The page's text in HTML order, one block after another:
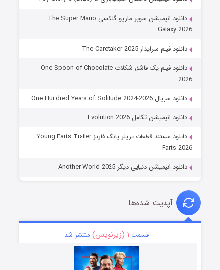
دانلود انیمیشن سوپر ماریو گلکسی The Super Mario
Galaxy 2026
دانلود فیلم سرایدار The Caretaker 2025
دانلود فیلم یک قاشق شکلات One Spoon of Chocolate
2026
دانلود سریال One Hundred Years of Solitude 2024-2026
دانلود انیمیشن تکامل Evolution 2026
دانلود مستند قطعات تریلر یانگ فارتز Young Farts Trailer
Parts 2026
دانلود انیمیشن دنیایی دیگر Another World 2025
آپدیت شده‌ها
قسمت ۱ (زیرنویس) منتشر شد